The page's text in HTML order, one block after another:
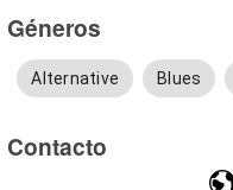
Géneros
Alternative Blues
Contacto